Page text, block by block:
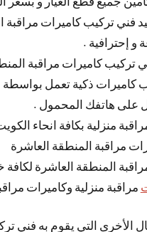
فني تركيب كاميرات مراقبة
و إحترافية .
تركيب كاميرات مراقبة
كاميرات ذكية تعمل بواسطة
على هاتفك المحمول .
منزلية بكافة انحاء
مراقبة المنطقة العاشرة
المنطقة العاشرة
مراقبة منزلية وكاميرات
الأخرى التي يقوم به فني